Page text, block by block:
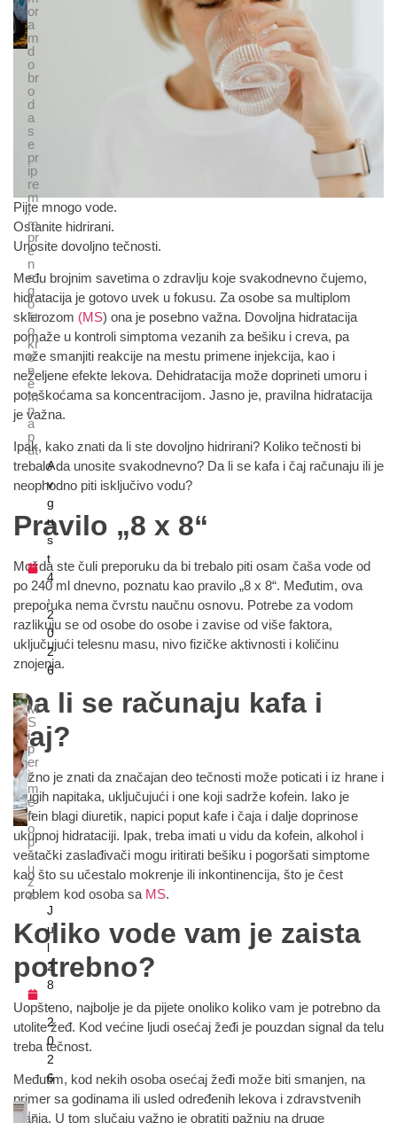
Pijte mnogo vode.
Ostanite hidrirani.
Unosite dovoljno tečnosti.
Među brojnim savetima o zdravlju koje svakodnevno čujemo,
hidratacija je gotovo uvek u fokusu. Za osobe sa multiplom
sklerozom (MS) ona je posebno važna. Dovoljna hidratacija
pomaže u kontroli simptoma vezanih za bešiku i creva, pa
može smanjiti reakcije na mestu primene injekcija, kao i
neželjene efekte lekova. Dehidratacija može doprineti umoru i
poteškoćama sa koncentracijom. Jasno je, pravilna hidratacija
je važna.
Ipak, kako znati da li ste dovoljno hidrirani? Koliko tečnosti bi
trebalo da unosite svakodnevno? Da li se kafa i čaj računaju ili je
neophodno piti isključivo vodu?
Pravilo „8 x 8“
Možda ste čuli preporuku da bi trebalo piti osam čaša vode od
po 240 ml dnevno, poznatu kao pravilo „8 x 8“. Međutim, ova
preporuka nema čvrstu naučnu osnovu. Potrebe za vodom
razlikuju se od osobe do osobe i zavise od više faktora,
uključujući telesnu masu, nivo fizičke aktivnosti i količinu
znojenja.
Da li se računaju kafa i
čaj?
Važno je znati da značajan deo tečnosti može poticati i iz hrane i
drugih napitaka, uključujući i one koji sadrže kofein. Iako je
kofein blagi diuretik, napici poput kafe i čaja i dalje doprinose
ukupnoj hidrataciji. Ipak, treba imati u vidu da kofein, alkohol i
veštački zaslađivači mogu iritirati bešiku i pogoršati simptome
kao što su učestalo mokrenje ili inkontinencija, što je čest
problem kod osoba sa MS.
Koliko vode vam je zaista
potrebno?
Uopšteno, najbolje je da pijete onoliko koliko vam je potrebno da
utolite žeđ. Kod većine ljudi osećaj žeđi je pouzdan signal da telu
treba tečnost.
Međutim, kod nekih osoba osećaj žeđi može biti smanjen, na
primer sa godinama ili usled određenih lekova i zdravstvenih
stanja. U tom slučaju važno je obratiti pažnju na druge
or
a
m
d
o
br
o
d
a
s
e
pr
ip
re
m
i
m
pr
e
n
e
g
o
št
o
kr
e
n
e
m
n
a
p
ut
A
v
g
u
s
t
4
2
0
2
6
M
S
i
p
er
i
m
e
n
o
p
a
u
z
a
J
u
l
2
8
,
2
0
2
6
Iz